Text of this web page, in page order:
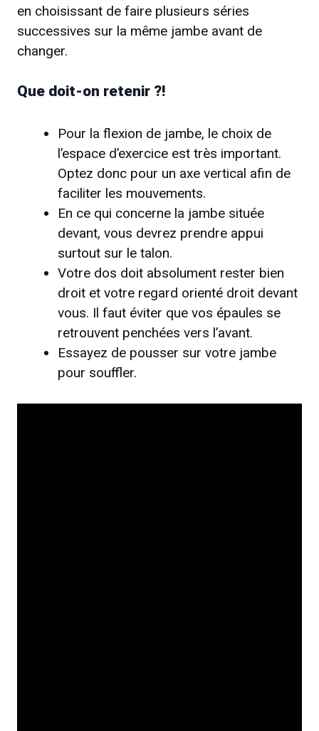
en choisissant de faire plusieurs séries
successives sur la même jambe avant de
changer.
Que doit-on retenir ?!
Pour la flexion de jambe, le choix de
l’espace d’exercice est très important.
Optez donc pour un axe vertical afin de
faciliter les mouvements.
En ce qui concerne la jambe située
devant, vous devrez prendre appui
surtout sur le talon.
Votre dos doit absolument rester bien
droit et votre regard orienté droit devant
vous. Il faut éviter que vos épaules se
retrouvent penchées vers l’avant.
Essayez de pousser sur votre jambe
pour souffler.